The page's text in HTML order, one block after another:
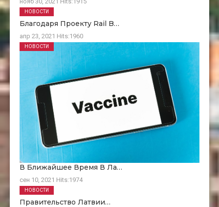
Благодаря Проекту Rail B…
апр 23, 2021 Hits:1960
НОВОСТИ
В Ближайшее Время В Ла…
сен 10, 2021 Hits:1974
НОВОСТИ
Правительство Латвии…
НОВОСТИ